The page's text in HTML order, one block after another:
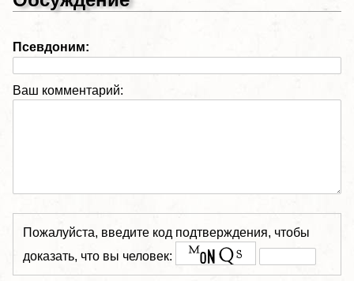
Псевдоним:
Ваш комментарий:
Пожалуйста, введите код подтверждения, чтобы
доказать, что вы человек: